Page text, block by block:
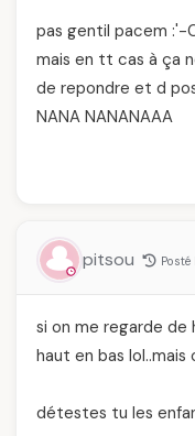
pas gentil pacem :'-
mais en tt cas à ça
de repondre et d
NANA NANANAAA
pitsou
si on me regarde de
haut en bas
détestes tu les